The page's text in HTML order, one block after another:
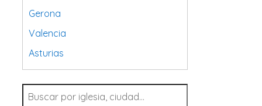
Gerona
Valencia
Asturias
Tarragona
Navarra